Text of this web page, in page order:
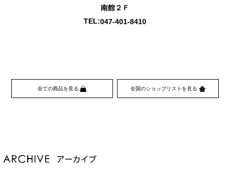
南館２Ｆ
TEL:047-401-8410
全ての商品を見る 全国のショップリストを見る